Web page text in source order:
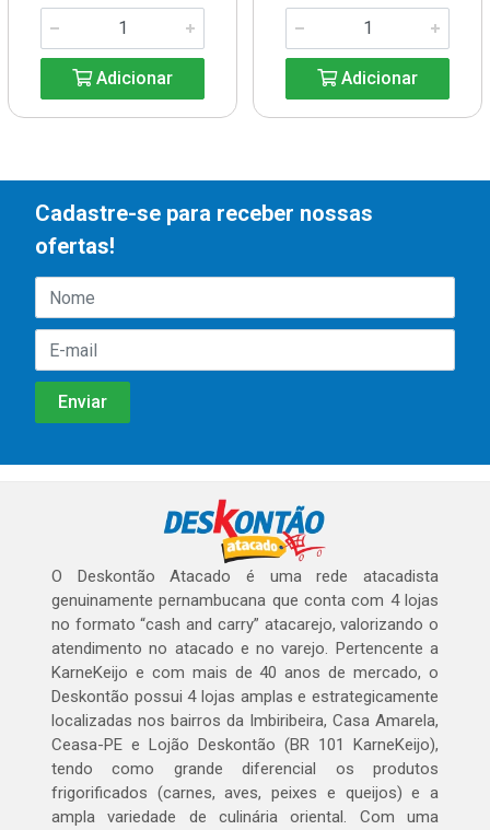
Adicionar Adicionar
Cadastre-se para receber nossas
ofertas!
O Deskontão Atacado é uma rede atacadista
genuinamente pernambucana que conta com 4 lojas
no formato “cash and carry” atacarejo, valorizando o
atendimento no atacado e no varejo. Pertencente a
KarneKeijo e com mais de 40 anos de mercado, o
Deskontão possui 4 lojas amplas e estrategicamente
localizadas nos bairros da Imbiribeira, Casa Amarela,
Ceasa-PE e Lojão Deskontão (BR 101 KarneKeijo),
tendo como grande diferencial os produtos
frigorificados (carnes, aves, peixes e queijos) e a
ampla variedade de culinária oriental. Com uma